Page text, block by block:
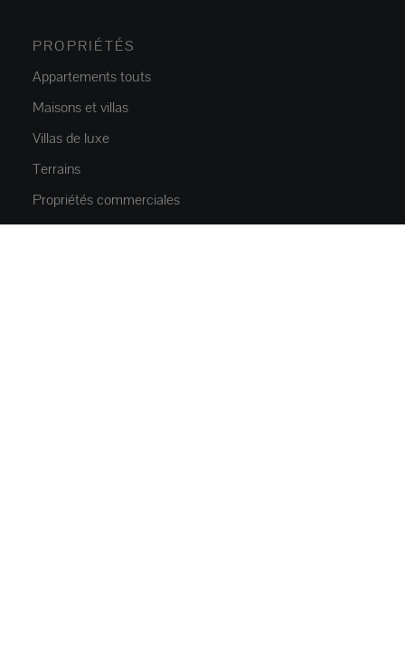
PROPRIÉTÉS
Appartements touts
Maisons et villas
Villas de luxe
Terrains
Propriétés commerciales
Parkings